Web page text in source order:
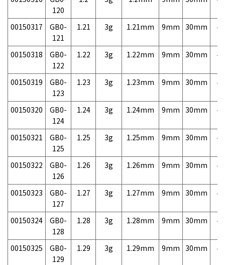
120
00150317
GB0-
121
1.21 3g 1.21mm 9mm 30mm
00150318
GB0-
122
1.22 3g 1.22mm 9mm 30mm
00150319
GB0-
123
1.23 3g 1.23mm 9mm 30mm
00150320
GB0-
124
1.24 3g 1.24mm 9mm 30mm
00150321
GB0-
125
1.25 3g 1.25mm 9mm 30mm
00150322
GB0-
126
1.26 3g 1.26mm 9mm 30mm
00150323
GB0-
127
1.27 3g 1.27mm 9mm 30mm
00150324
GB0-
128
1.28 3g 1.28mm 9mm 30mm
00150325
GB0-
129
1.29 3g 1.29mm 9mm 30mm